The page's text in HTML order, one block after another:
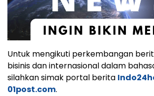
Untuk mengikuti perkembangan
bisinis dan internasional dalam
silahkan simak portal berita
01post.com.